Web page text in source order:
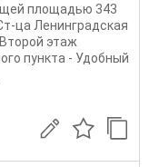
площадью 343
ца Ленинградская
этаж
пункта - Удобный